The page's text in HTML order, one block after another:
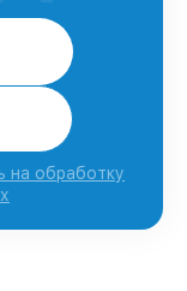
на обработку